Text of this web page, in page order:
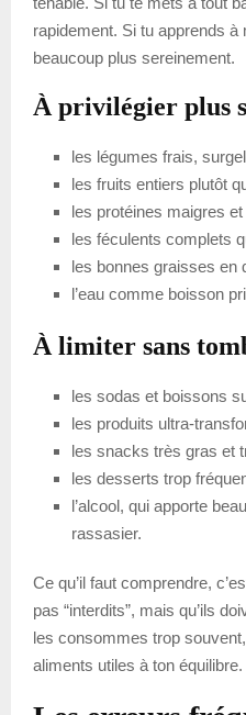
rapidement. Si tu apprends
beaucoup plus sereinement.
À privilégier plus
les légumes frais,
les fruits entiers plutôt
les protéines maigres
les féculents complets
les bonnes graisses en
l’eau comme boisson
À limiter sans
les sodas et boissons
les produits ultra-
les snacks très gras et
les desserts trop
l’alcool, qui apporte
rassasier.
Ce qu’il faut comprendre,
pas “interdits”, mais qu’ils
les consommes trop
aliments utiles à ton équilibre.